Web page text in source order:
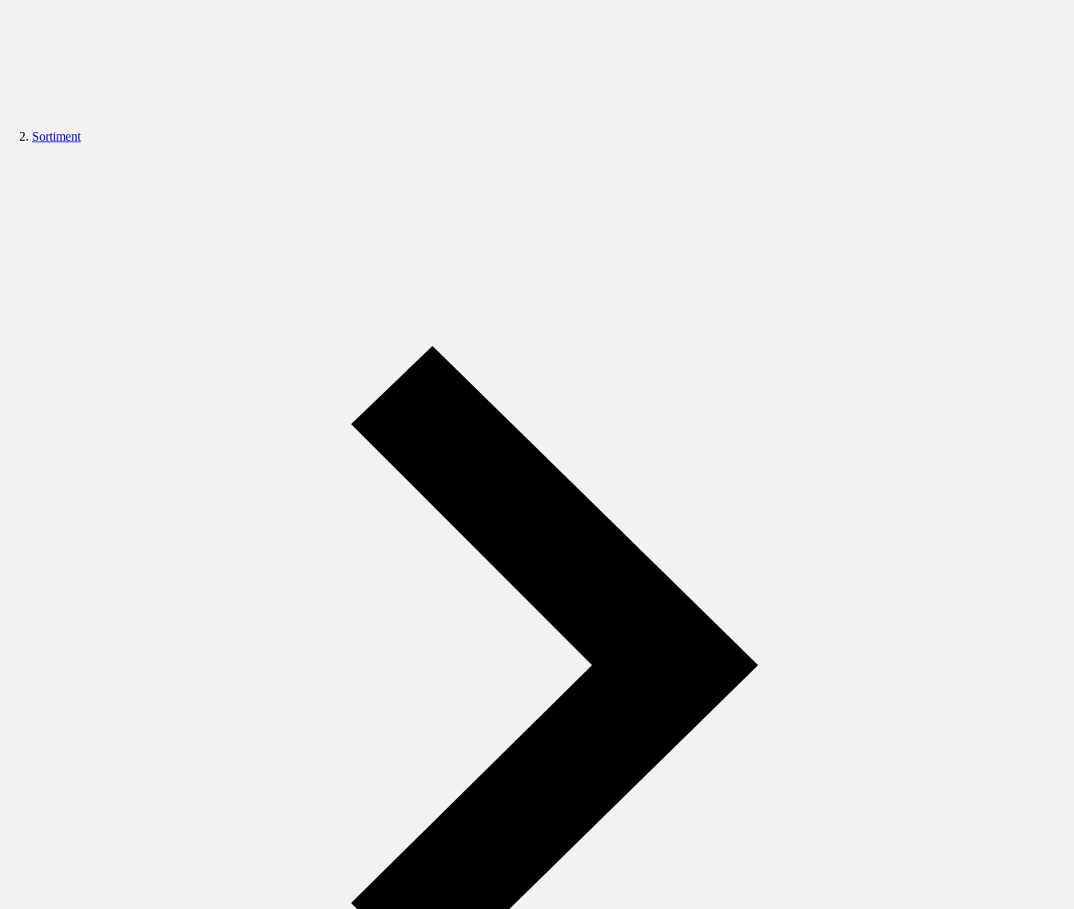
Sortiment